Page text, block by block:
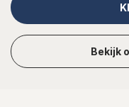
Bekijk